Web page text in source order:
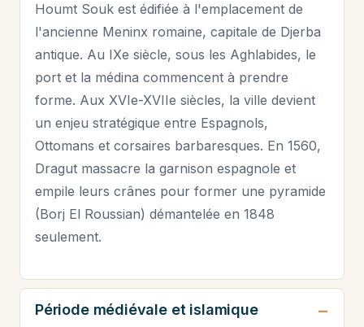
Houmt Souk est édifiée à l'emplacement de
l'ancienne Meninx romaine, capitale de Djerba
antique. Au IXe siècle, sous les Aghlabides, le
port et la médina commencent à prendre
forme. Aux XVIe-XVIIe siècles, la ville devient
un enjeu stratégique entre Espagnols,
Ottomans et corsaires barbaresques. En 1560,
Dragut massacre la garnison espagnole et
empile leurs crânes pour former une pyramide
(Borj El Roussian) démantelée en 1848
seulement.
Période médiévale et islamique